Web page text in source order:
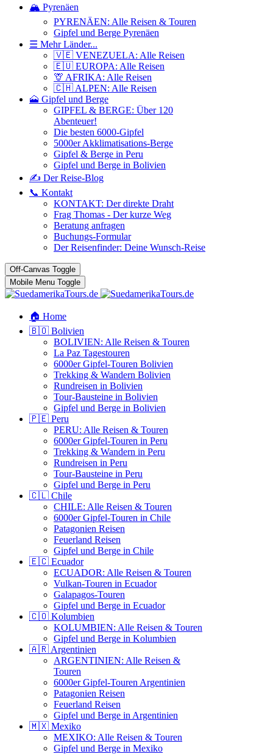
🏔️ Pyrenäen
PYRENÄEN: Alle Reisen & Touren
Gipfel und Berge Pyrenäen
☰ Mehr Länder...
🇻🇪 VENEZUELA: Alle Reisen
🇪🇺 EUROPA: Alle Reisen
🦒 AFRIKA: Alle Reisen
🇨🇭 ALPEN: Alle Reisen
🗻 Gipfel und Berge
GIPFEL & BERGE: Über 120
Abenteuer!
Die besten 6000-Gipfel
5000er Akklimatisations-Berge
Gipfel & Berge in Peru
Gipfel und Berge in Bolivien
✍️ Der Reise-Blog
📞 Kontakt
KONTAKT: Der direkte Draht
Frag Thomas - Der kurze Weg
Beratung anfragen
Buchungs-Formular
Der Reisenfinder: Deine Wunsch-Reise
Off-Canvas Toggle
Mobile Menu Toggle
🏠 Home
🇧🇴 Bolivien
BOLIVIEN: Alle Reisen & Touren
La Paz Tagestouren
6000er Gipfel-Touren Bolivien
Trekking & Wandern Bolivien
Rundreisen in Bolivien
Tour-Bausteine in Bolivien
Gipfel und Berge in Bolivien
🇵🇪 Peru
PERU: Alle Reisen & Touren
6000er Gipfel-Touren in Peru
Trekking & Wandern in Peru
Rundreisen in Peru
Tour-Bausteine in Peru
Gipfel und Berge in Peru
🇨🇱 Chile
CHILE: Alle Reisen & Touren
6000er Gipfel-Touren in Chile
Patagonien Reisen
Feuerland Reisen
Gipfel und Berge in Chile
🇪🇨 Ecuador
ECUADOR: Alle Reisen & Touren
Vulkan-Touren in Ecuador
Galapagos-Touren
Gipfel und Berge in Ecuador
🇨🇴 Kolumbien
KOLUMBIEN: Alle Reisen & Touren
Gipfel und Berge in Kolumbien
🇦🇷 Argentinien
ARGENTINIEN: Alle Reisen &
Touren
6000er Gipfel-Touren Argentinien
Patagonien Reisen
Feuerland Reisen
Gipfel und Berge in Argentinien
🇲🇽 Mexiko
MEXIKO: Alle Reisen & Touren
Gipfel und Berge in Mexiko